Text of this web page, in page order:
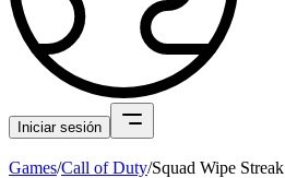
Iniciar sesión
Games/Call of Duty/Squad Wipe Streak